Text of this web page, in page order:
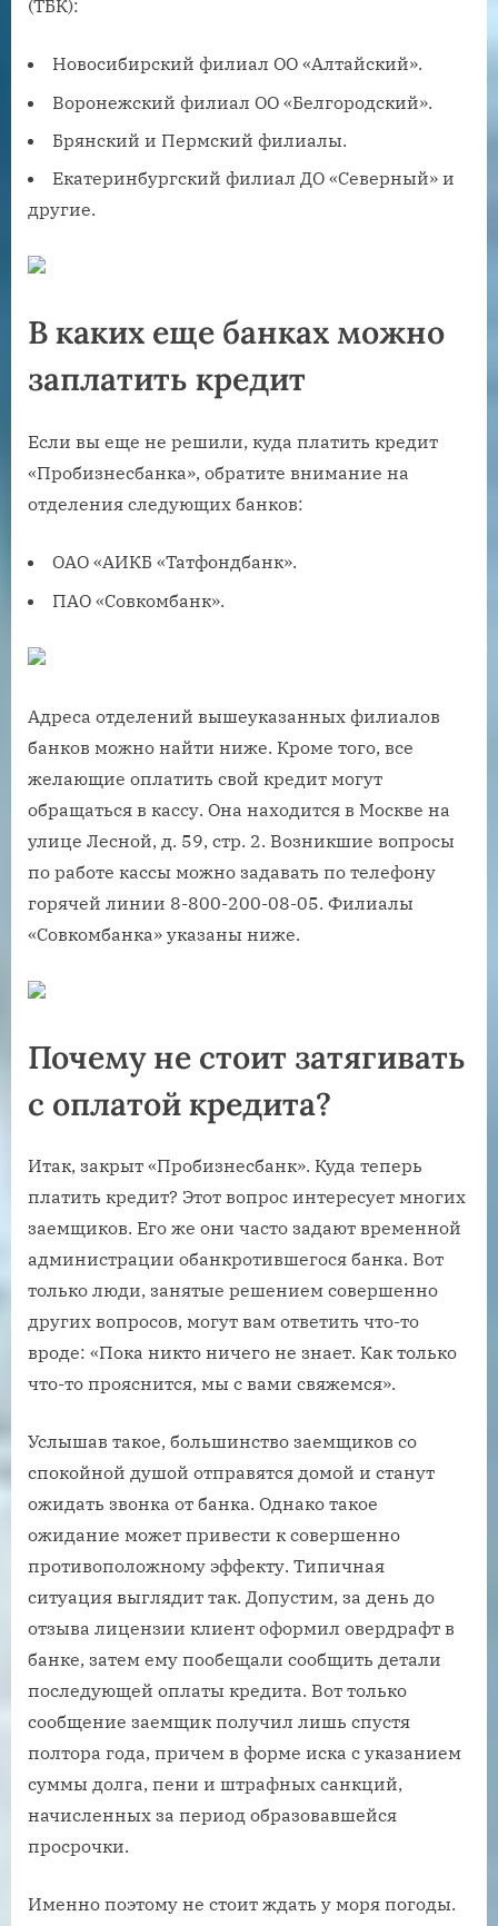
(ТБК):
Новосибирский филиал ОО «Алтайский».
Воронежский филиал ОО «Белгородский».
Брянский и Пермский филиалы.
Екатеринбургский филиал ДО «Северный» и
другие.
В каких еще банках можно
заплатить кредит
Если вы еще не решили, куда платить кредит
«Пробизнесбанка», обратите внимание на
отделения следующих банков:
ОАО «АИКБ «Татфондбанк».
ПАО «Совкомбанк».
Адреса отделений вышеуказанных филиалов
банков можно найти ниже. Кроме того, все
желающие оплатить свой кредит могут
обращаться в кассу. Она находится в Москве на
улице Лесной, д. 59, стр. 2. Возникшие вопросы
по работе кассы можно задавать по телефону
горячей линии 8-800-200-08-05. Филиалы
«Совкомбанка» указаны ниже.
Почему не стоит затягивать
с оплатой кредита?
Итак, закрыт «Пробизнесбанк». Куда теперь
платить кредит? Этот вопрос интересует многих
заемщиков. Его же они часто задают временной
администрации обанкротившегося банка. Вот
только люди, занятые решением совершенно
других вопросов, могут вам ответить что-то
вроде: «Пока никто ничего не знает. Как только
что-то прояснится, мы с вами свяжемся».
Услышав такое, большинство заемщиков со
спокойной душой отправятся домой и станут
ожидать звонка от банка. Однако такое
ожидание может привести к совершенно
противоположному эффекту. Типичная
ситуация выглядит так. Допустим, за день до
отзыва лицензии клиент оформил овердрафт в
банке, затем ему пообещали сообщить детали
последующей оплаты кредита. Вот только
сообщение заемщик получил лишь спустя
полтора года, причем в форме иска с указанием
суммы долга, пени и штрафных санкций,
начисленных за период образовавшейся
просрочки.
Именно поэтому не стоит ждать у моря погоды.